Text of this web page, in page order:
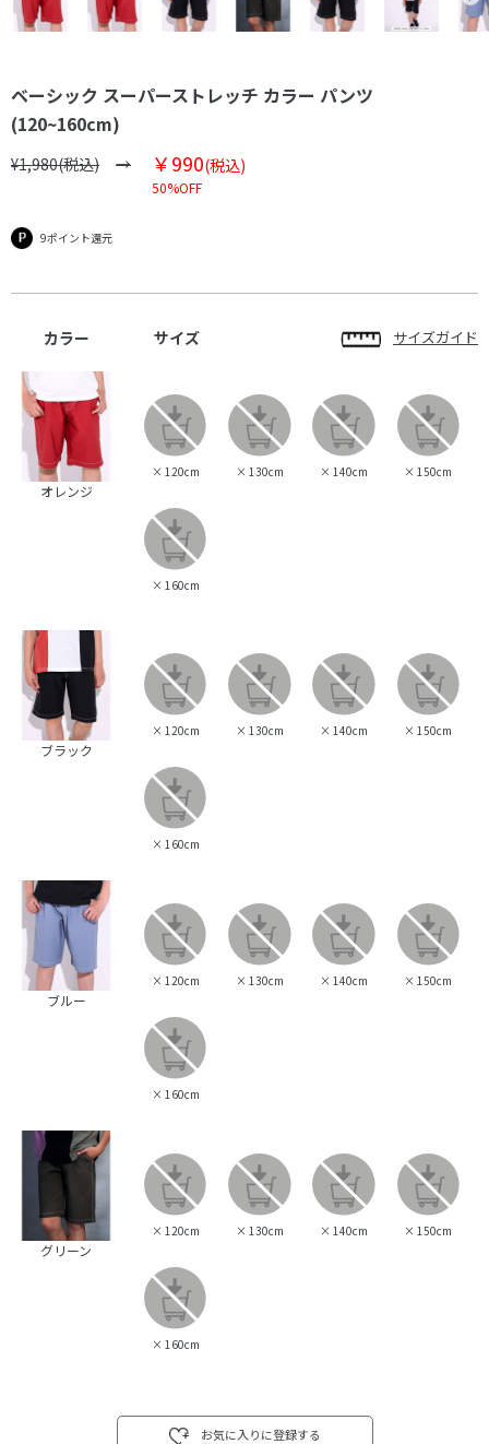
ベーシック スーパーストレッチ カラー パンツ
(120~160cm)
¥1,980(税込) ￥990(税込)
50%OFF
9ポイント還元
カラー サイズ サイズガイド
オレンジ
× 120cm × 130cm × 140cm × 150cm
× 160cm
ブラック
× 120cm × 130cm × 140cm × 150cm
× 160cm
ブルー
× 120cm × 130cm × 140cm × 150cm
× 160cm
グリーン
× 120cm × 130cm × 140cm × 150cm
× 160cm
お気に入りに登録する